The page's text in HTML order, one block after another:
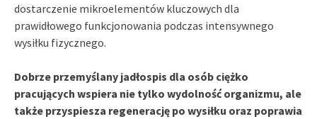
dostarczenie mikroelementów kluczowych dla
prawidłowego funkcjonowania podczas intensywnego
wysiłku fizycznego.
Dobrze przemyślany jadłospis dla osób ciężko
pracujących wspiera nie tylko wydolność organizmu, ale
także przyspiesza regenerację po wysiłku oraz poprawia